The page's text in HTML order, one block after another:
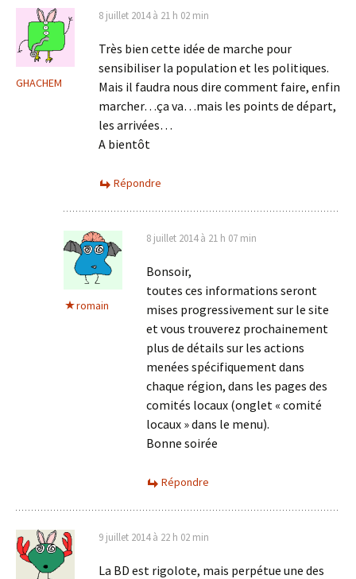
GHACHEM
8 juillet 2014 à 21 h 02 min
Très bien cette idée de marche pour
sensibiliser la population et les politiques.
Mais il faudra nous dire comment faire, enfin
marcher…ça va…mais les points de départ,
les arrivées…
A bientôt
Répondre
romain
8 juillet 2014 à 21 h 07 min
Bonsoir,
toutes ces informations seront
mises progressivement sur le site
et vous trouverez prochainement
plus de détails sur les actions
menées spécifiquement dans
chaque région, dans les pages des
comités locaux (onglet « comité
locaux » dans le menu).
Bonne soirée
Répondre
9 juillet 2014 à 22 h 02 min
La BD est rigolote, mais perpétue une des